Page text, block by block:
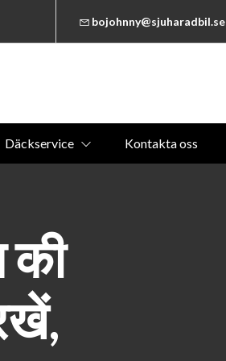
bojohnny@sjuharadbil.se
Däckservice Kontakta oss
की